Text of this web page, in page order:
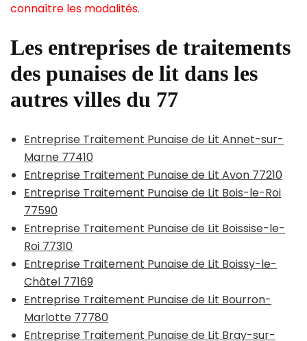
connaître les modalités.
Les entreprises de traitements
des punaises de lit dans les
autres villes du 77
Entreprise Traitement Punaise de Lit Annet-sur-
Marne 77410
Entreprise Traitement Punaise de Lit Avon 77210
Entreprise Traitement Punaise de Lit Bois-le-Roi
77590
Entreprise Traitement Punaise de Lit Boissise-le-
Roi 77310
Entreprise Traitement Punaise de Lit Boissy-le-
Châtel 77169
Entreprise Traitement Punaise de Lit Bourron-
Marlotte 77780
Entreprise Traitement Punaise de Lit Bray-sur-